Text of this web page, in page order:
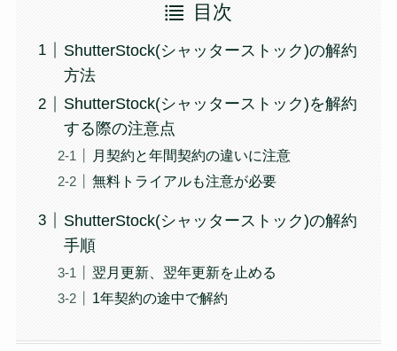
目次
ShutterStock(シャッターストック)の解約
方法
ShutterStock(シャッターストック)を解約
する際の注意点
月契約と年間契約の違いに注意
無料トライアルも注意が必要
ShutterStock(シャッターストック)の解約
手順
翌月更新、翌年更新を止める
1年契約の途中で解約